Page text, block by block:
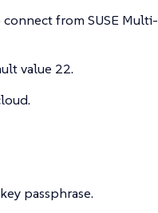
from SUSE Multi-
value 22.
passphrase.